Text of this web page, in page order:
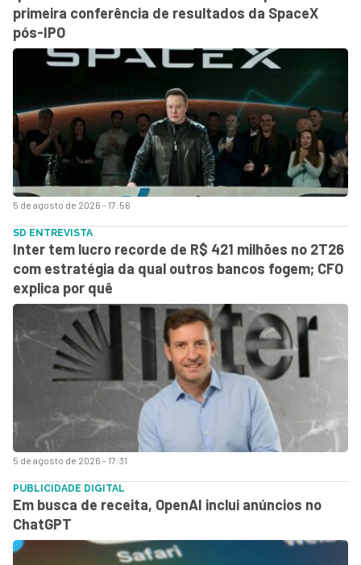
5 de agosto de 2026 - 17:56
primeira conferência de resultados da SpaceX
pós-IPO
5 de agosto de 2026 - 17:31
SD ENTREVISTA
Inter tem lucro recorde de R$ 421 milhões no 2T26
com estratégia da qual outros bancos fogem; CFO
explica por quê
PUBLICIDADE DIGITAL
Em busca de receita, OpenAI inclui anúncios no
ChatGPT